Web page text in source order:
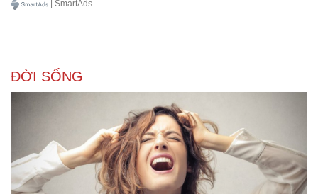
| SmartAds
ĐỜI SỐNG